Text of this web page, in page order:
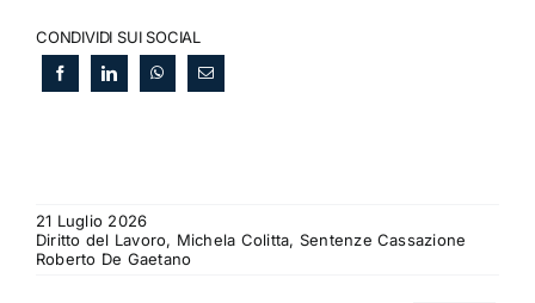
CONDIVIDI SUI SOCIAL
21 Luglio 2026
Diritto del Lavoro, Michela Colitta, Sentenze Cassazione
Roberto De Gaetano